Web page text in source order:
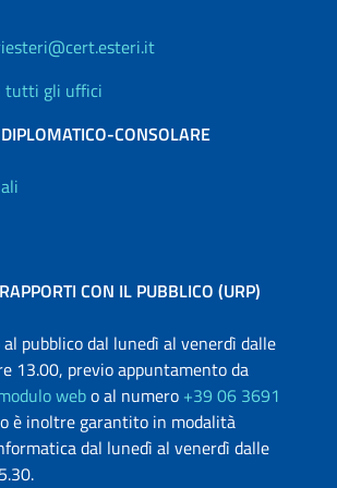
tutti gli uffici
CONSOLARE
diplomatica
CON IL PUBBLICO (URP)
pubblico dal lunedì al venerdì dalle
13.00, previo appuntamento da
webo al numero +39 06 3691
è inoltre garantito in modalità
dal lunedì al venerdì dalle